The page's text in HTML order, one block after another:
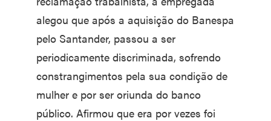
alegou que após a aquisição do Banespa
pelo Santander, passou a ser
periodicamente discriminada, sofrendo
constrangimentos pela sua condição de
mulher e por ser oriunda do banco
público. Afirmou que era por vezes foi